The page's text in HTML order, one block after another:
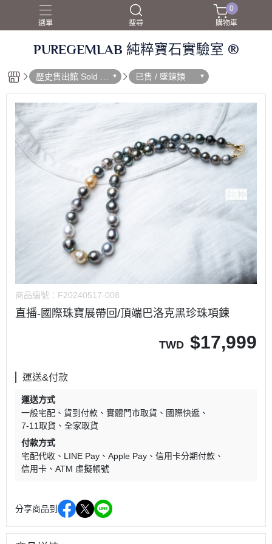
選單 搜尋
0
購物車
PUREGEMLAB 純粹寶石實驗室 ®
歷史售出館 Sold O
ut
已售 / 墜鍊類
商品編號： F20240517-008
直播-國際珠寶展帶回/頂端巴洛克黑珍珠項鍊
TWD $17,999
運送&付款
運送方式
一般宅配
貨到付款 實體門市取貨
國際快遞
7-11取貨
全家取貨
付款方式
宅配代收
LINE Pay Apple Pay
信用卡分期付款
信用卡
ATM 虛擬帳號
分享商品到